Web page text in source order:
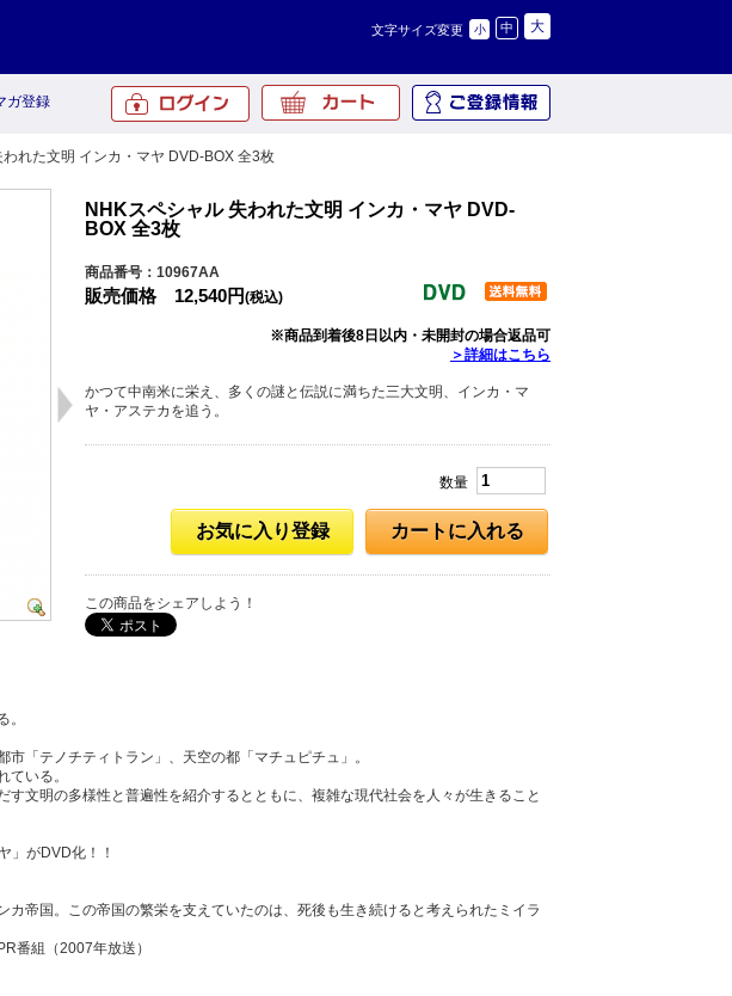
文字サイズ変更 小 中 大
ガ登録
れた文明 インカ・マヤ DVD-BOX 全3枚
NHKスペシャル 失われた文明 インカ・マヤ DVD-
BOX 全3枚
商品番号：10967AA
販売価格 12,540円(税込)
※商品到着後8日以内・未開封の場合返品可
＞詳細はこちら
かつて中南米に栄え、多くの謎と伝説に満ちた三大文明、インカ・マ
ヤ・アステカを追う。
数量
カートに入れる
お気に入り登録
この商品をシェアしよう！
。
「テノチティトラン」、天空の都「マチュピチュ」。
いる。
文明の多様性と普遍性を紹介するとともに、複雑な現代社会を人々が生きること
」がDVD化！！
帝国。この帝国の繁栄を支えていたのは、死後も生き続けると考えられたミイラ
番組（2007年放送）